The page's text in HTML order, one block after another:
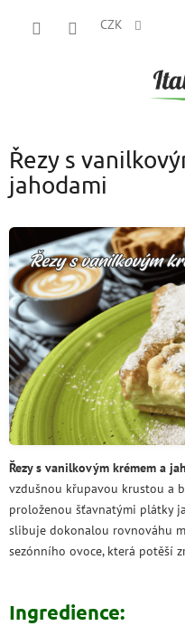
CZK
Řezy s
jahodami
Řezy s vanilkovým krémem a
vzdušnou křupavou krustou a
proloženou šťavnatými plátky
slibuje dokonalou rovnováhu
sezónního ovoce, která potěší
Ingredience: